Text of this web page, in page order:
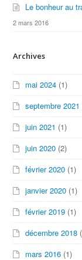
Le bonheur au
2 mars 2016
Archives
mai 2024 (1)
septembre 2021
juin 2021 (1)
juin 2020 (2)
février 2020 (1)
janvier 2020 (1)
février 2019 (1)
décembre 2018
mars 2016 (1)